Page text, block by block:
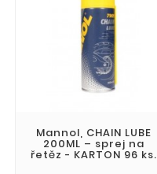
Mannol, CHAIN LUBE
200ML – sprej na
řetěz - KARTON 96 ks.